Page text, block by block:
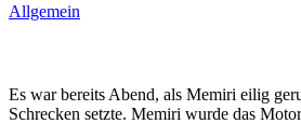
Allgemein
Es war bereits Abend, als Memiri eilig
Schrecken setzte. Memiri wurde das